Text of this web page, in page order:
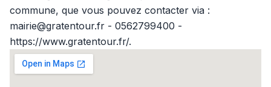
commune, que vous pouvez contacter via :
mairie@gratentour.fr - 0562799400 -
https://www.gratentour.fr/.